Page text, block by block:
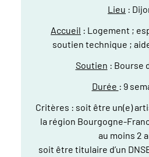
Lieu :
Accueil : Logement ;
soutien technique ;
Soutien : Bourse
Durée : 9
Critères : soit être un(e)
la région Bourgogne-
au moins 2
soit être titulaire d’un